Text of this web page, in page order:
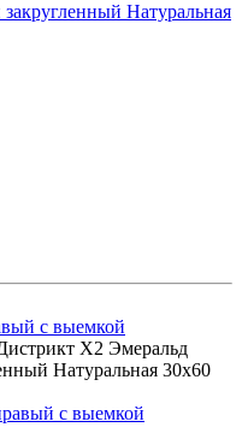
Натуральная
с выемкой
Х2 Эмеральд
Натуральная 30x60